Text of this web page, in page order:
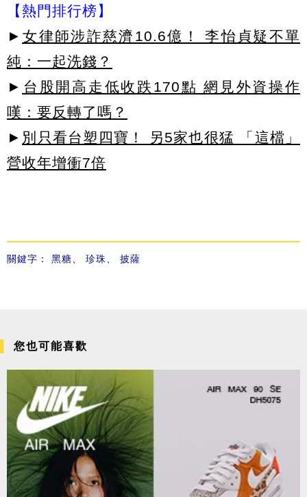
【熱門排行榜】
► 女律師涉詐慈濟10.6億！ 李怡貞疑不單
純：一起洗錢？
► 台股開高走低收跌170點 網見外資操作
嘆：要反轉了嗎？
► 別只看台塑四寶！ 另5家也很猛 「這檔」
營收年增衝7倍
關鍵字： 黑糖 珍珠 披薩
您也可能喜歡